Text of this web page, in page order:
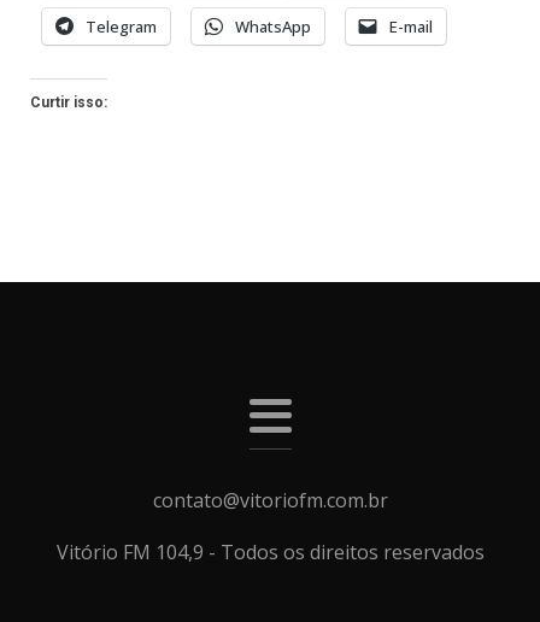
Telegram WhatsApp E-mail
Curtir isso:
contato@vitoriofm.com.br
Vitório FM 104,9 - Todos os direitos reservados